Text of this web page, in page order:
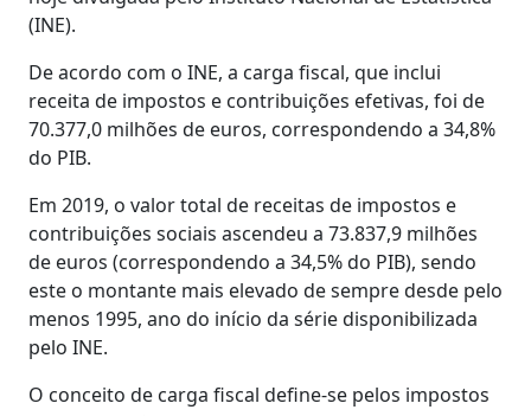
(INE).
De acordo com o INE, a carga fiscal, que inclui
receita de impostos e contribuições efetivas, foi de
70.377,0 milhões de euros, correspondendo a 34,8%
do PIB.
Em 2019, o valor total de receitas de impostos e
contribuições sociais ascendeu a 73.837,9 milhões
de euros (correspondendo a 34,5% do PIB), sendo
este o montante mais elevado de sempre desde pelo
menos 1995, ano do início da série disponibilizada
pelo INE.
O conceito de carga fiscal define-se pelos impostos